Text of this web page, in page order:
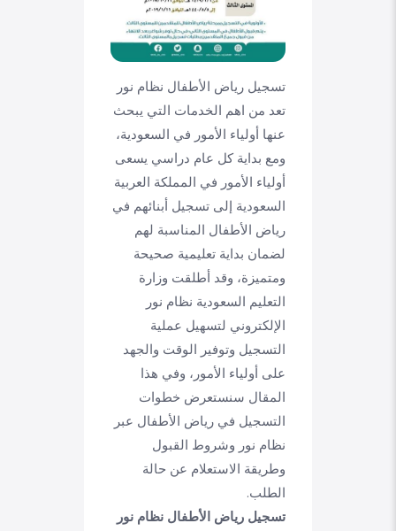
تسجيل رياض الأطفال نظام نور
تعد من اهم الخدمات التي يبحث
عنها أولياء الأمور في السعودية،
ومع بداية كل عام دراسي يسعى
أولياء الأمور في المملكة العربية
السعودية إلى تسجيل أبنائهم في
رياض الأطفال المناسبة لهم
لضمان بداية تعليمية صحيحة
ومتميزة، وقد أطلقت وزارة
التعليم السعودية نظام نور
الإلكتروني لتسهيل عملية
التسجيل وتوفير الوقت والجهد
على أولياء الأمور، وفي هذا
المقال سنستعرض خطوات
التسجيل في رياض الأطفال عبر
نظام نور وشروط القبول
وطريقة الاستعلام عن حالة
الطلب.
تسجيل رياض الأطفال نظام نور